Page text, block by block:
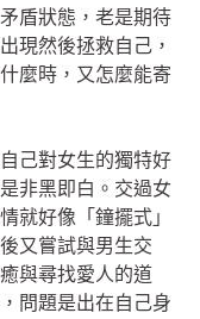
盾狀態，老是期待
現然後拯救自己，
麼時，又怎麼能寄
己對女生的獨特好
非黑即白。交過女
就好像「鐘擺式」
又嘗試與男生交
與尋找愛人的道
問題是出在自己身